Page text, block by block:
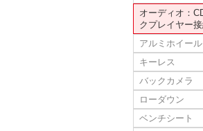
オーディオ：
クプレイヤー
アルミホイール
キーレス
バックカメラ
ローダウン
ベンチシート